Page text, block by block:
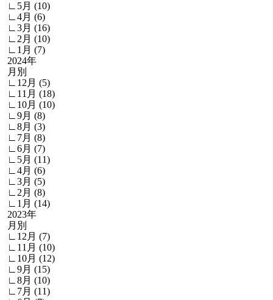
∟5月 (10)
∟4月 (6)
∟3月 (16)
∟2月 (10)
∟1月 (7)
2024年
月別
∟12月 (5)
∟11月 (18)
∟10月 (10)
∟9月 (8)
∟8月 (3)
∟7月 (8)
∟6月 (7)
∟5月 (11)
∟4月 (6)
∟3月 (5)
∟2月 (8)
∟1月 (14)
2023年
月別
∟12月 (7)
∟11月 (10)
∟10月 (12)
∟9月 (15)
∟8月 (10)
∟7月 (11)